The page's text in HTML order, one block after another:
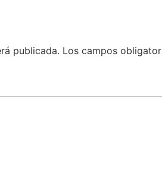
publicada. Los campos